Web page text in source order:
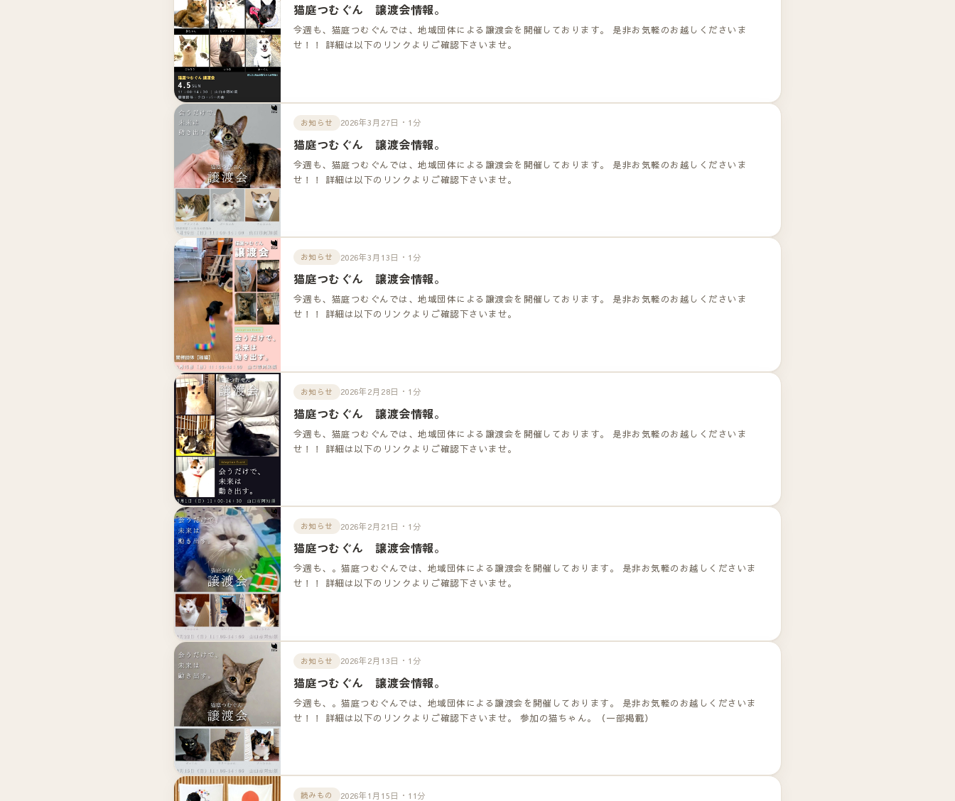
猫庭つむぐん 譲渡会情報。
今週も、猫庭つむぐんでは、地域団体による譲渡会を開催しております。 是非お気軽のお越しくださいま
せ！！ 詳細は以下のリンクよりご確認下さいませ。
お知らせ 2026年3月27日・1分
猫庭つむぐん 譲渡会情報。
今週も、猫庭つむぐんでは、地域団体による譲渡会を開催しております。 是非お気軽のお越しくださいま
せ！！ 詳細は以下のリンクよりご確認下さいませ。
お知らせ 2026年3月13日・1分
猫庭つむぐん 譲渡会情報。
今週も、猫庭つむぐんでは、地域団体による譲渡会を開催しております。 是非お気軽のお越しくださいま
せ！！ 詳細は以下のリンクよりご確認下さいませ。
お知らせ 2026年2月28日・1分
猫庭つむぐん 譲渡会情報。
今週も、猫庭つむぐんでは、地域団体による譲渡会を開催しております。 是非お気軽のお越しくださいま
せ！！ 詳細は以下のリンクよりご確認下さいませ。
お知らせ 2026年2月21日・1分
猫庭つむぐん 譲渡会情報。
今週も、。猫庭つむぐんでは、地域団体による譲渡会を開催しております。 是非お気軽のお越しくださいま
せ！！ 詳細は以下のリンクよりご確認下さいませ。
お知らせ 2026年2月13日・1分
猫庭つむぐん 譲渡会情報。
今週も、。猫庭つむぐんでは、地域団体による譲渡会を開催しております。 是非お気軽のお越しくださいま
せ！！ 詳細は以下のリンクよりご確認下さいませ。 参加の猫ちゃん。（一部掲載）
読みもの 2026年1月15日・11分